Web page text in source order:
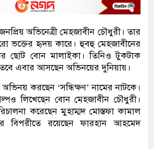
অভিনেত্রী মেহজাবীন চৌধুরী। তার
ভক্তের হৃদয় কারে। হুবহু মেহজাবীনের
ছোট বোন মালাইকা। তিনিও টুকটাক
এবার আসছেন অভিনয়ের দুনিয়ায়।
করছেন ‘সন্ধিক্ষণ’ নামের নাটকে।
লিখেছেন বোন মেহজাবীন চৌধুরী।
করেছেন মুহাম্মদ মোস্তফা কামাল
বিপরীতে রয়েছেন ফারহান আহমেদ